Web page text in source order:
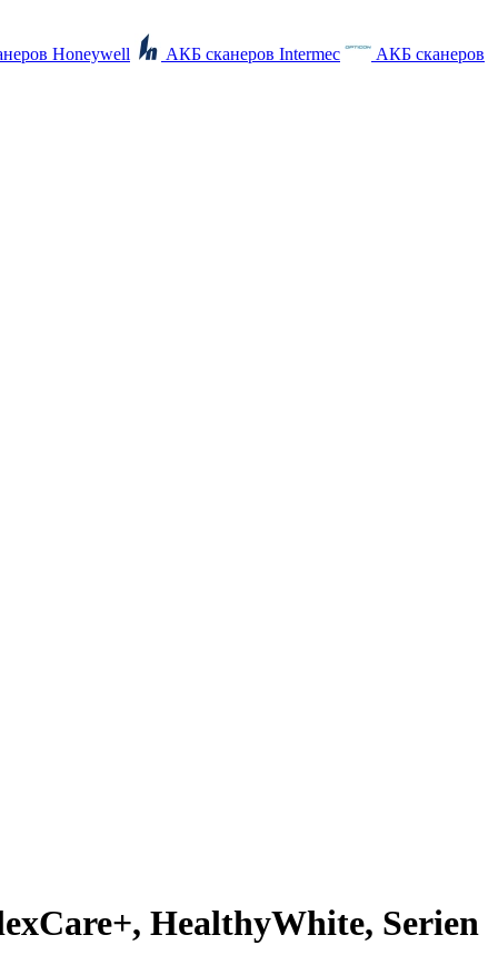
Honeywell АКБ сканеров Intermec
АКБ сканеров
HealthyWhite, Serien